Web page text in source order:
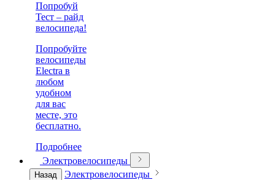
Попробуй
Тест – райд
велосипеда!
Попробуйте
велосипеды
Electra в
любом
удобном
для вас
месте, это
бесплатно.
Подробнее
Электровелосипеды
Назад Электровелосипеды